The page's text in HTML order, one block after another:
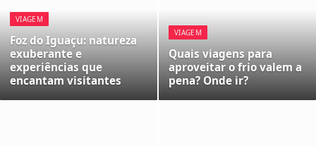
VIAGEM
Foz do Iguaçu: natureza
exuberante e
experiências que
encantam visitantes
VIAGEM
Quais viagens para
aproveitar o frio valem a
pena? Onde ir?